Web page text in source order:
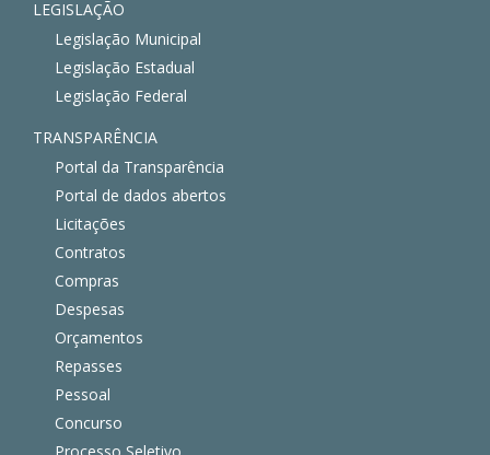
LEGISLAÇÃO
Legislação Municipal
Legislação Estadual
Legislação Federal
TRANSPARÊNCIA
Portal da Transparência
Portal de dados abertos
Licitações
Contratos
Compras
Despesas
Orçamentos
Repasses
Pessoal
Concurso